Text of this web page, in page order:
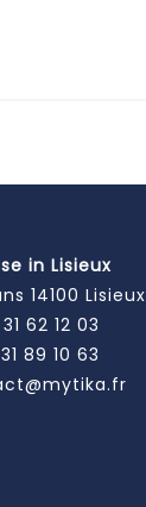
in Lisieux
14100 Lisieux
62 12 03
89 10 63